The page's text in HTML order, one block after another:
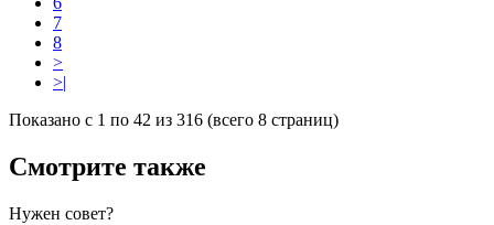
7
8
>
>|
Показано с 1 по 42 из 316 (всего 8 страниц)
Смотрите также
Нужен совет?